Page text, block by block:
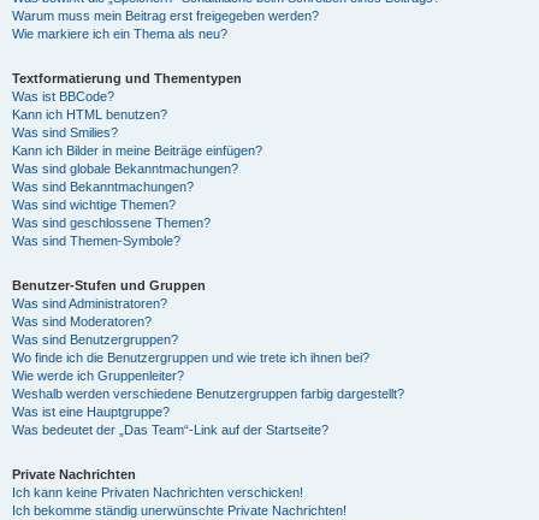
Warum muss mein Beitrag erst freigegeben werden?
Wie markiere ich ein Thema als neu?
Textformatierung und Thementypen
Was ist BBCode?
Kann ich HTML benutzen?
Was sind Smilies?
Kann ich Bilder in meine Beiträge einfügen?
Was sind globale Bekanntmachungen?
Was sind Bekanntmachungen?
Was sind wichtige Themen?
Was sind geschlossene Themen?
Was sind Themen-Symbole?
Benutzer-Stufen und Gruppen
Was sind Administratoren?
Was sind Moderatoren?
Was sind Benutzergruppen?
Wo finde ich die Benutzergruppen und wie trete ich ihnen bei?
Wie werde ich Gruppenleiter?
Weshalb werden verschiedene Benutzergruppen farbig dargestellt?
Was ist eine Hauptgruppe?
Was bedeutet der „Das Team“-Link auf der Startseite?
Private Nachrichten
Ich kann keine Privaten Nachrichten verschicken!
Ich bekomme ständig unerwünschte Private Nachrichten!